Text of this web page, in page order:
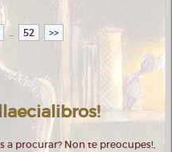
... 52 >>
a procurar? Non te preocupes!,